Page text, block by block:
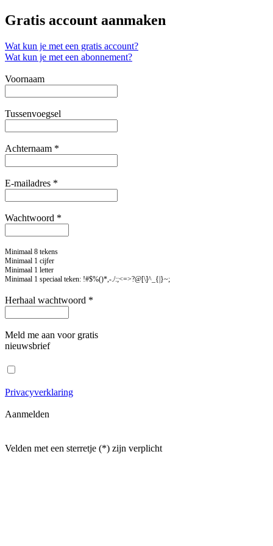
Gratis account aanmaken
Wat kun je met een gratis account?
Wat kun je met een abonnement?
Voornaam
Tussenvoegsel
Achternaam *
E-mailadres *
Wachtwoord *
Minimaal 8 tekens
Minimaal 1 cijfer
Minimaal 1 letter
Minimaal 1 speciaal teken: !#$%()*,-./:;<=>?@[\]^_{|}~;
Herhaal wachtwoord *
Meld me aan voor gratis
nieuwsbrief
Privacyverklaring
Aanmelden
Velden met een sterretje (*) zijn verplicht